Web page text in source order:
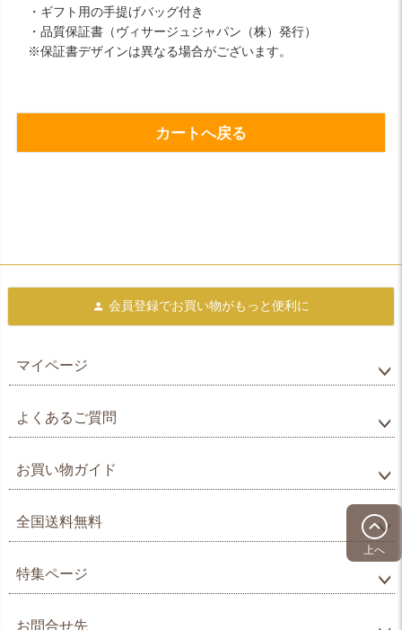
・ギフト用の手提げバッグ付き
・品質保証書（ヴィサージュジャパン（株）発行）
※保証書デザインは異なる場合がございます。
カートへ戻る
上へ
会員登録でお買い物がもっと便利に
マイページ
よくあるご質問
お買い物ガイド
全国送料無料
特集ページ
お問合せ先